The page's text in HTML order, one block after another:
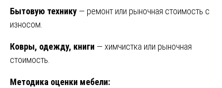
Бытовую технику — ремонт или рыночная стоимость с
износом.
Ковры, одежду, книги — химчистка или рыночная
стоимость.
Методика оценки мебели: